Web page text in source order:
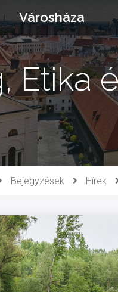
Városháza
Etika
Bejegyzések Hírek